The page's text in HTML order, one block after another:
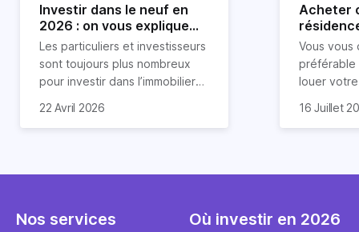
Investir dans le neuf en
2026 : on vous explique
tout !
Les particuliers et investisseurs
sont toujours plus nombreux
pour investir dans l’immobilier
nombreux avantages à choisir
22 Avril 2026
Acheter
règle
révélée
Vous vous
préférable
louer
expert en
Cette
est bien
16 Juillet
Nos services
Où investir en 2026